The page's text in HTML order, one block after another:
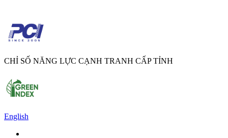
CHỈ SỐ NĂNG LỰC CẠNH TRANH CẤP TỈNH
English